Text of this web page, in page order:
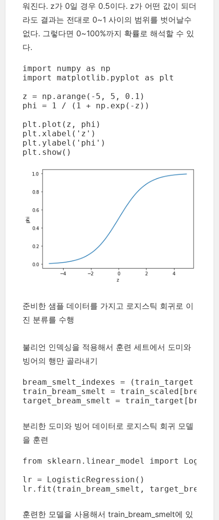
워진다. z가 0일 경우 0.5이다. z가 어떤 값이 되더
라도 결과는 전대로 0~1 사이의 범위를 벗어날수
없다. 그렇다면 0~100%까지 확률로 해석할 수 있
다.
import numpy as np
import matplotlib.pyplot as plt
z = np.arange(-5, 5, 0.1)
phi = 1 / (1 + np.exp(-z))
plt.plot(z, phi)
plt.xlabel('z')
plt.ylabel('phi')
plt.show()
준비한 샘플 데이터를 가지고 로지스틱 회귀로 이
진 분류를 수행
불리언 인덱싱을 적용해서 훈련 세트에서 도미와
빙어의 행만 골라내기
bream_smelt_indexes = (train_target
train_bream_smelt =
target_bream_smelt =
분리한 도미와 빙어 데이터로 로지스틱 회귀 모델
을 훈련
from sklearn.linear_model import
lr = LogisticRegression()
lr.fit(train_bream_smelt,
훈련한 모델을 사용해서 train_bream_smelt에 있